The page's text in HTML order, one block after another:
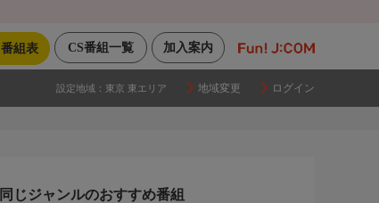
加入案内
CS番組一覧
番組表
設定地域： 東京 東エリア 地域変更 ログイン
同じジャンルのおすすめ番組